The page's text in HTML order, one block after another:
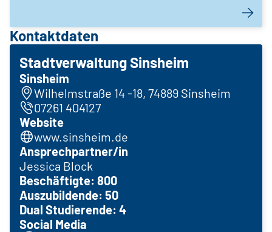
Kontaktdaten
Stadtverwaltung Sinsheim
Sinsheim
Wilhelmstraße 14 -18, 74889 Sinsheim
07261 404127
Website
www.sinsheim.de
Ansprechpartner/in
Jessica Block
Beschäftigte: 800
Auszubildende: 50
Dual Studierende: 4
Social Media